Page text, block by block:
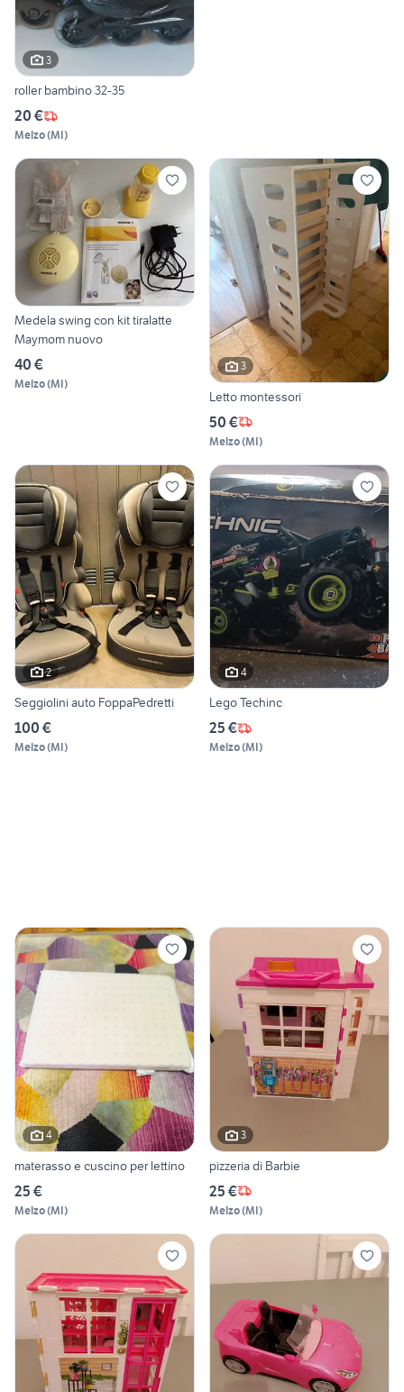
3
roller bambino 32-35
20 €
Melzo(MI)
Medela swing con kit tiralatte
Maymom nuovo
40 €
Melzo(MI)
3
Letto montessori
50 €
Melzo(MI)
2
Seggiolini auto FoppaPedretti
100 €
Melzo(MI)
4
Lego Techinc
25 €
Melzo(MI)
4
materasso e cuscino per lettino
25 €
Melzo(MI)
3
pizzeria di Barbie
25 €
Melzo(MI)